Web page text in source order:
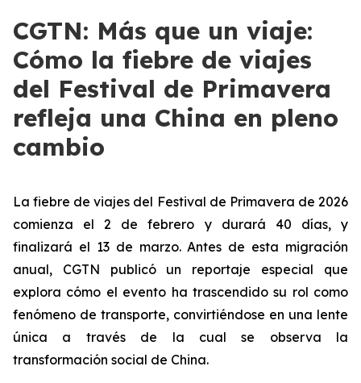
CGTN: Más que un viaje:
Cómo la fiebre de viajes
del Festival de Primavera
refleja una China en pleno
cambio
La fiebre de viajes del Festival de Primavera de 2026
comienza el 2 de febrero y durará 40 días, y
finalizará el 13 de marzo. Antes de esta migración
anual, CGTN publicó un reportaje especial que
explora cómo el evento ha trascendido su rol como
fenómeno de transporte, convirtiéndose en una lente
única a través de la cual se observa la
transformación social de China.